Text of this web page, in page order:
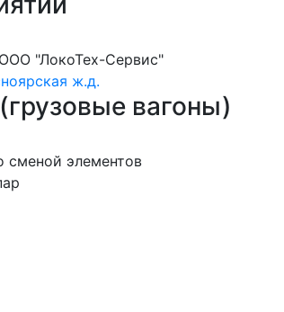
"ЛокоТех-Сервис"
ж.д.
вагоны)
сменой элементов